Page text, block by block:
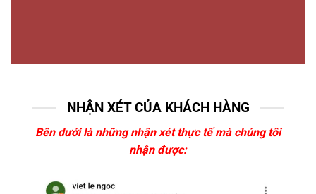
NHẬN XÉT CỦA KHÁCH HÀNG
Bên dưới là những nhận xét thực tế mà chúng tôi
nhận được: